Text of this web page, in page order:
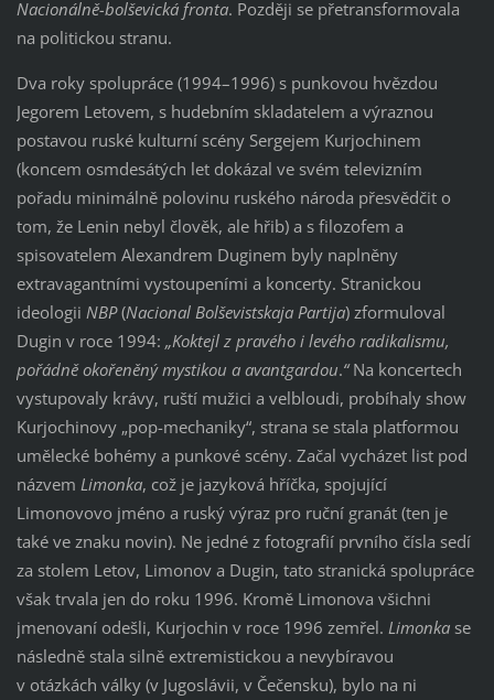
Nacionálně-bolševická fronta. Později se přetransformovala
na politickou stranu.
Dva roky spolupráce (1994–1996) s punkovou hvězdou
Jegorem Letovem, s hudebním skladatelem a výraznou
postavou ruské kulturní scény Sergejem Kurjochinem
(koncem osmdesátých let dokázal ve svém televizním
pořadu minimálně polovinu ruského národa přesvědčit o
tom, že Lenin nebyl člověk, ale hřib) a s filozofem a
spisovatelem Alexandrem Duginem byly naplněny
extravagantními vystoupeními a koncerty. Stranickou
ideologii NBP(Nacional Bolševistskaja Partija) zformuloval
Dugin v roce 1994: „Koktejl z pravého i levého radikalismu,
pořádně okořeněný mystikou a avantgardou.“Na koncertech
vystupovaly krávy, ruští mužici a velbloudi, probíhaly show
Kurjochinovy „pop-mechaniky“, strana se stala platformou
umělecké bohémy a punkové scény. Začal vycházet list pod
názvem Limonka, což je jazyková hříčka, spojující
Limonovovo jméno a ruský výraz pro ruční granát (ten je
také ve znaku novin). Ne jedné z fotografií prvního čísla sedí
za stolem Letov, Limonov a Dugin, tato stranická spolupráce
však trvala jen do roku 1996. Kromě Limonova všichni
jmenovaní odešli, Kurjochin v roce 1996 zemřel. Limonkase
následně stala silně extremistickou a nevybíravou
v otázkách války (v Jugoslávii, v Čečensku), bylo na ni